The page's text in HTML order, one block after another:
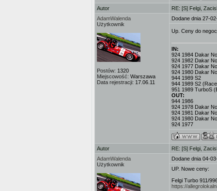
Autor
RE: [S] Felgi,
AdamWalenda
Użytkownik
Postów: 1320
Miejscowość: Warszawa
Data rejestracji: 17.06.11
Dodane dnia 27-
Up. Ceny do
IN:
924 1984 Dakar
924 1982 Dakar
924 1977 Dakar
924 1980 Dakar
944 1989 S2
944 1989 S2
951 1989 TurboS
OUT:
944 1986
924 1978 Dakar
924 1981 Dakar
924 1980 Dakar
924 1977
Autor
RE: [S] Felgi,
AdamWalenda
Użytkownik
Dodane dnia 04-
UP. Nowe ceny:
Felgi Turbo 911/
https://